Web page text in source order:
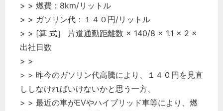
> > 燃費：8km/リットル
> > ガソリン代：１４０円/リットル
> > [算 式］ 片道通勤距離数 × 140/8 × 1.1 × 2 ×
出社日数
> >
> > 昨今のガソリン代高騰により、１４０円を見直
ししなければいけないかと思う一方、
> > 最近の車がEVやハイブリッド車等により、燃